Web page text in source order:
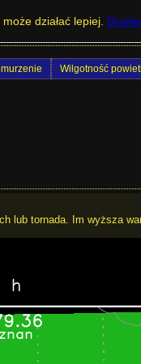
Helicity 0-3
Wilgotność
lub tornada. Im wyższa
działać lepiej.